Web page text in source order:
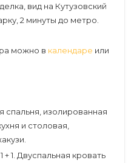
вид на Кутузовский
2 минуты до метро.
можно в календаре или
спальня, изолированная
и столовая,
1 + 1. Двуспальная кровать